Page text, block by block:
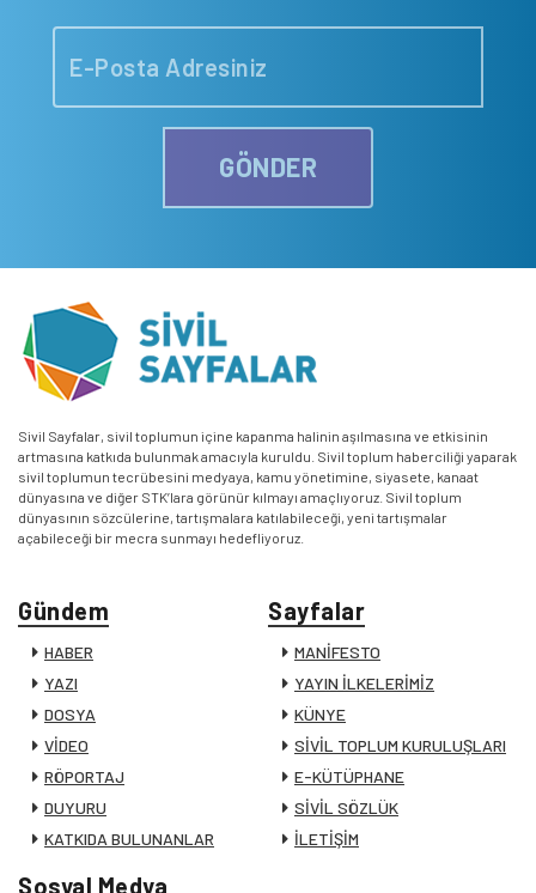
GÖNDER
Sivil Sayfalar, sivil toplumun içine kapanma halinin aşılmasına ve etkisinin
artmasına katkıda bulunmak amacıyla kuruldu. Sivil toplum haberciliği yaparak
sivil toplumun tecrübesini medyaya, kamu yönetimine, siyasete, kanaat
dünyasına ve diğer STK’lara görünür kılmayı amaçlıyoruz. Sivil toplum
dünyasının sözcülerine, tartışmalara katılabileceği, yeni tartışmalar
açabileceği bir mecra sunmayı hedefliyoruz.
Gündem
HABER
YAZI
DOSYA
VİDEO
RÖPORTAJ
DUYURU
KATKIDA BULUNANLAR
Sayfalar
MANİFESTO
YAYIN İLKELERİMİZ
KÜNYE
SİVİL TOPLUM KURULUŞLARI
E-KÜTÜPHANE
SİVİL SÖZLÜK
İLETİŞİM
Sosyal Medya